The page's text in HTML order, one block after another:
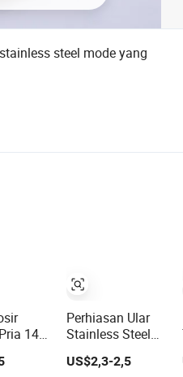
steel mode yang
14K
Kuba
Perhiasan Ular
Stainless Steel
Terlaris Rantai
Kaki Tulang
US$2,3-2,5